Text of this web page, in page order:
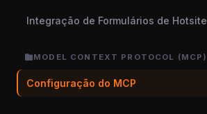
Integração de Formulários de Hotsite
MODEL CONTEXT PROTOCOL (MCP)
Configuração do MCP